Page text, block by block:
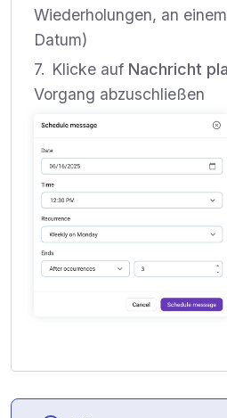
Wiederholungen, an
Datum)
Klicke auf Nachricht
Vorgang abzuschließen